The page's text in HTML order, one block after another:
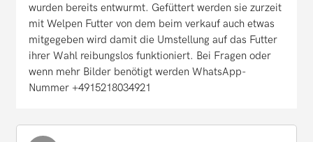
wurden bereits entwurmt. Gefüttert werden sie zurzeit
mit Welpen Futter von dem beim verkauf auch etwas
mitgegeben wird damit die Umstellung auf das Futter
ihrer Wahl reibungslos funktioniert. Bei Fragen oder
wenn mehr Bilder benötigt werden WhatsApp-
Nummer +4915218034921